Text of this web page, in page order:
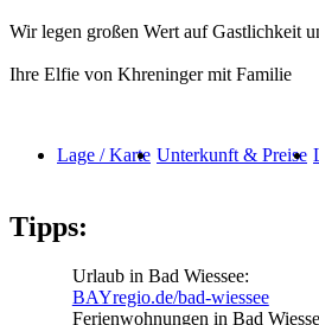
Wir legen großen Wert auf Gastlichkeit
Ihre Elfie von Khreninger mit Familie
Lage / Karte Unterkunft & Preise
Tipps:
Urlaub in Bad Wiessee:
BAYregio.de/bad-wiessee
Ferienwohnungen in Bad